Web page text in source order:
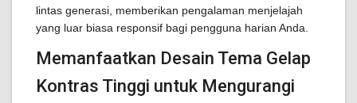
lintas generasi, memberikan pengalaman menjelajah
yang luar biasa responsif bagi pengguna harian Anda.
Memanfaatkan Desain Tema Gelap
Kontras Tinggi untuk Mengurangi